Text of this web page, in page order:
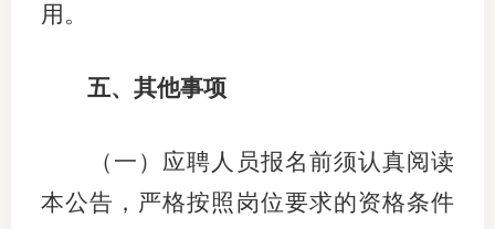
用。
五、其他事项
（一）应聘人员报名前须认真阅读
本公告，严格按照岗位要求的资格条件